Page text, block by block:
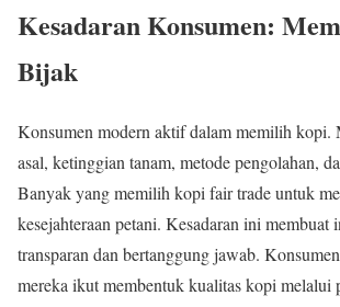
Kesadaran Konsumen:
Bijak
Konsumen modern aktif dalam memilih kopi.
asal, ketinggian tanam, metode pengolahan,
Banyak yang memilih kopi fair trade untuk
kesejahteraan petani. Kesadaran ini
transparan dan bertanggung jawab.
mereka ikut membentuk kualitas kopi melalui